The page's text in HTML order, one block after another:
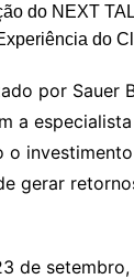
por Sauer
a especialista
o
gerar
de